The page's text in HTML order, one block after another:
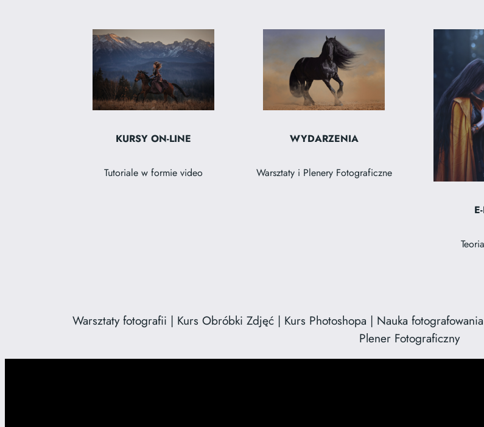
KURSY ON-LINE
Tutoriale w formie video
WYDARZENIA
Warsztaty i Plenery Fotograficzne
Warsztaty fotografii | Kurs Obróbki Zdjęć | Kurs Photoshopa | Nauka
Plener Fotograficzny